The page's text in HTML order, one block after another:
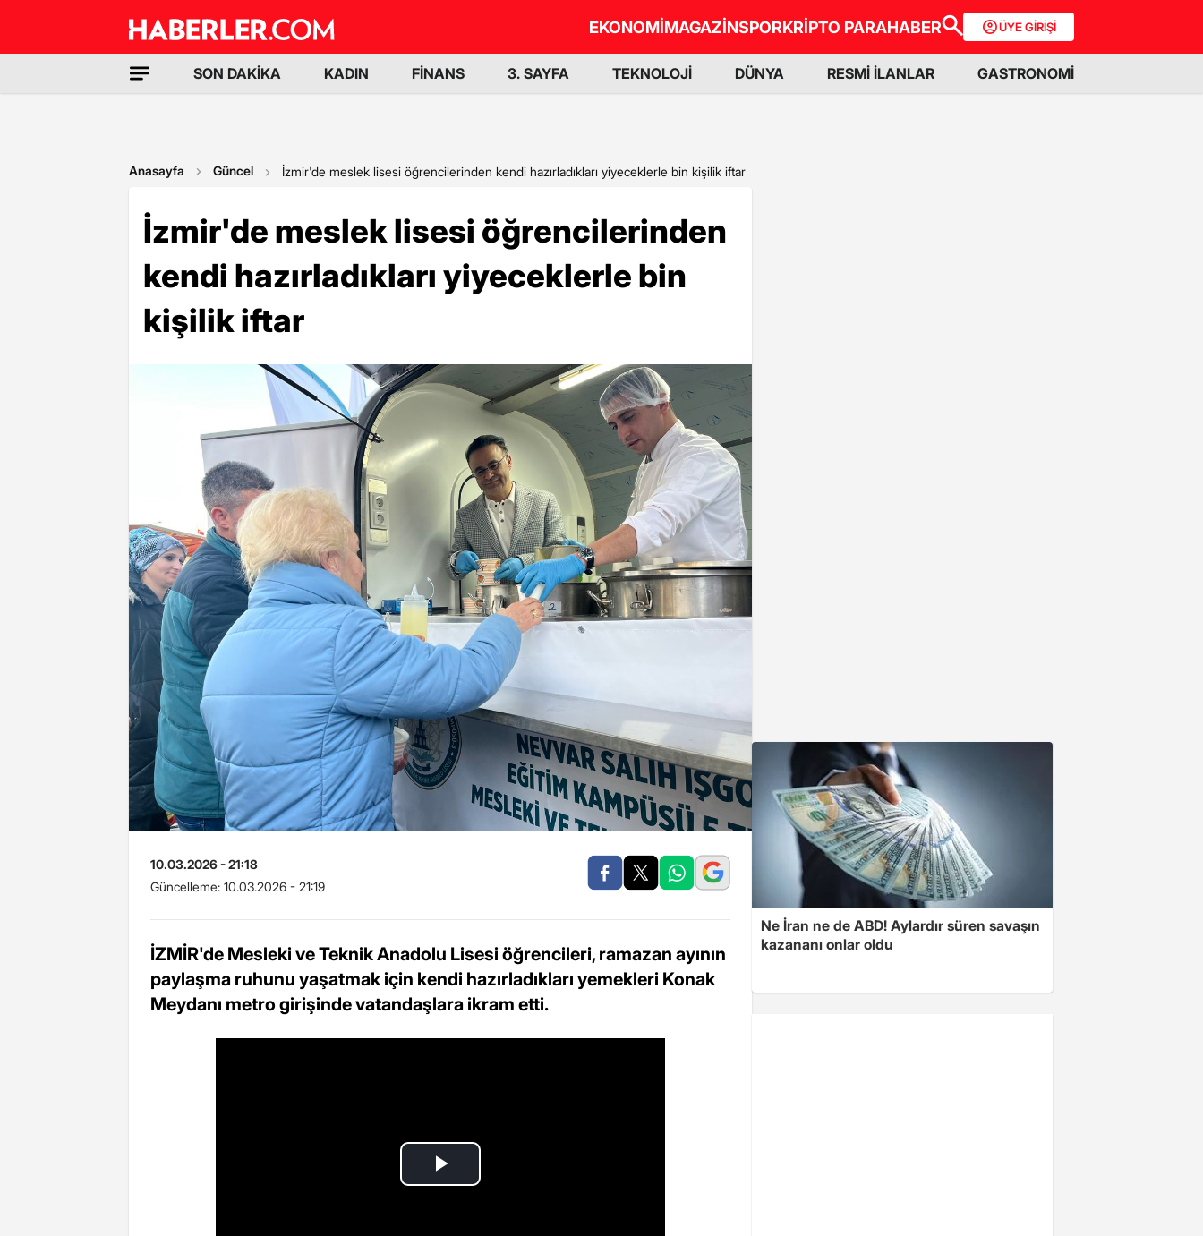
EKONOMİMAGAZİNSPORKRİPTO PARAHABER ÜYE GİRİŞİ
SON DAKİKA KADIN FİNANS 3. SAYFA TEKNOLOJİ DÜNYA RESMİ İLANLAR GASTRONOMİ
Anasayfa Güncel İzmir'de meslek lisesi öğrencilerinden kendi hazırladıkları yiyeceklerle bin kişilik iftar
İzmir'de meslek lisesi öğrencilerinden
kendi hazırladıkları yiyeceklerle bin
kişilik iftar
10.03.2026 - 21:18
Güncelleme: 10.03.2026 - 21:19
İZMİR'de Mesleki ve Teknik Anadolu Lisesi öğrencileri, ramazan ayının
paylaşma ruhunu yaşatmak için kendi hazırladıkları yemekleri Konak
Meydanı metro girişinde vatandaşlara ikram etti.
Ne İran ne de ABD! Aylardır süren savaşın
kazananı onlar oldu